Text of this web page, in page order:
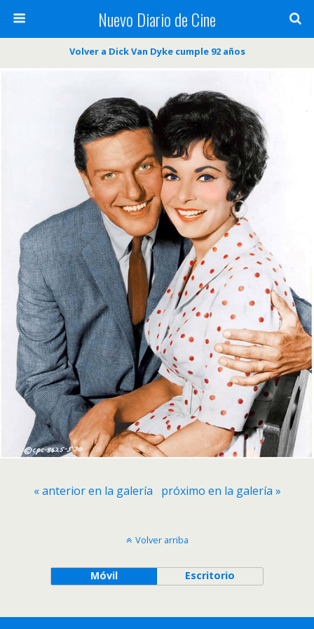
Nuevo Diario de Cine
Volver a Dick Van Dyke cumple 92 años
« anterior en la galería próximo en la galería »
Volver arriba
Móvil Escritorio